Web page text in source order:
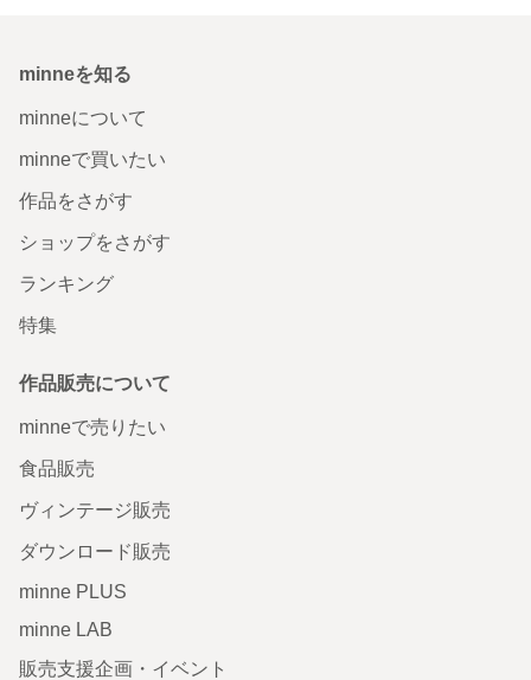
minneを知る
minneについて
minneで買いたい
作品をさがす
ショップをさがす
ランキング
特集
作品販売について
minneで売りたい
食品販売
ヴィンテージ販売
ダウンロード販売
minne PLUS
minne LAB
販売支援企画・イベント